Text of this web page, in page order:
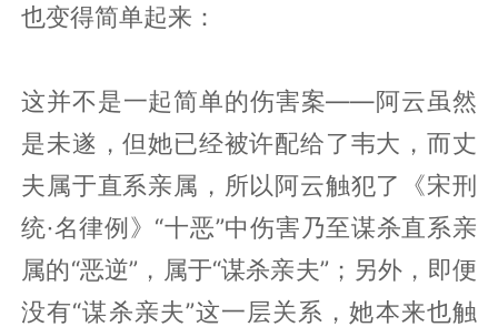
也变得简单起来：
这并不是一起简单的伤害案——阿云虽然
是未遂，但她已经被许配给了韦大，而丈
夫属于直系亲属，所以阿云触犯了《宋刑
统·名律例》“十恶”中伤害乃至谋杀直系亲
属的“恶逆”，属于“谋杀亲夫”；另外，即便
没有“谋杀亲夫”这一层关系，她本来也触